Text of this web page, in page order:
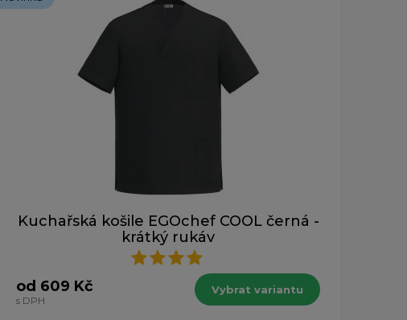
Kuchařská košile EGOchef COOL černá -
krátký rukáv
od 609 Kč
s DPH
Vybrat variantu